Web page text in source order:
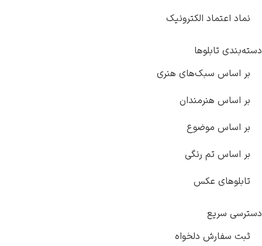
نماد اعتماد الکترونیک
دسته‌بندی تابلوها
بر اساس سبک‌های هنری
بر اساس هنرمندان
بر اساس موضوع
بر اساس تم رنگی
تابلوهای عکس
دسترسی سریع
ثبت سفارش دلخواه